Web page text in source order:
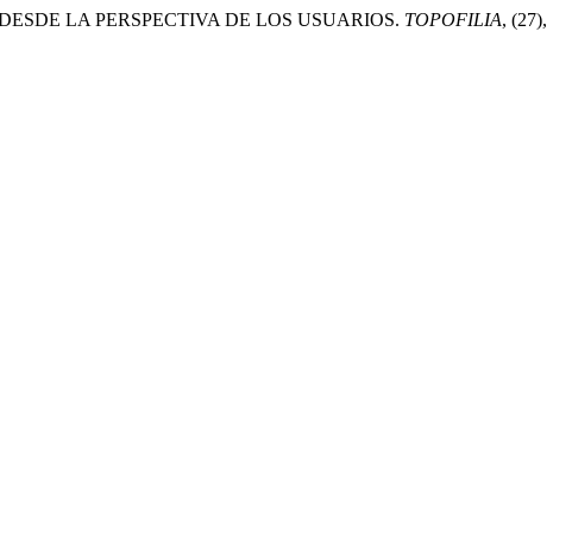
LA PERSPECTIVA DE LOS USUARIOS. TOPOFILIA, (27),